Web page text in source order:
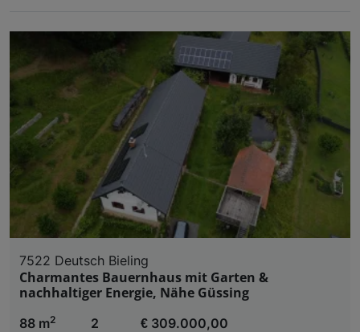
7522 Deutsch Bieling
Charmantes Bauernhaus mit Garten &
nachhaltiger Energie, Nähe Güssing
88 m2
2 € 309.000,00